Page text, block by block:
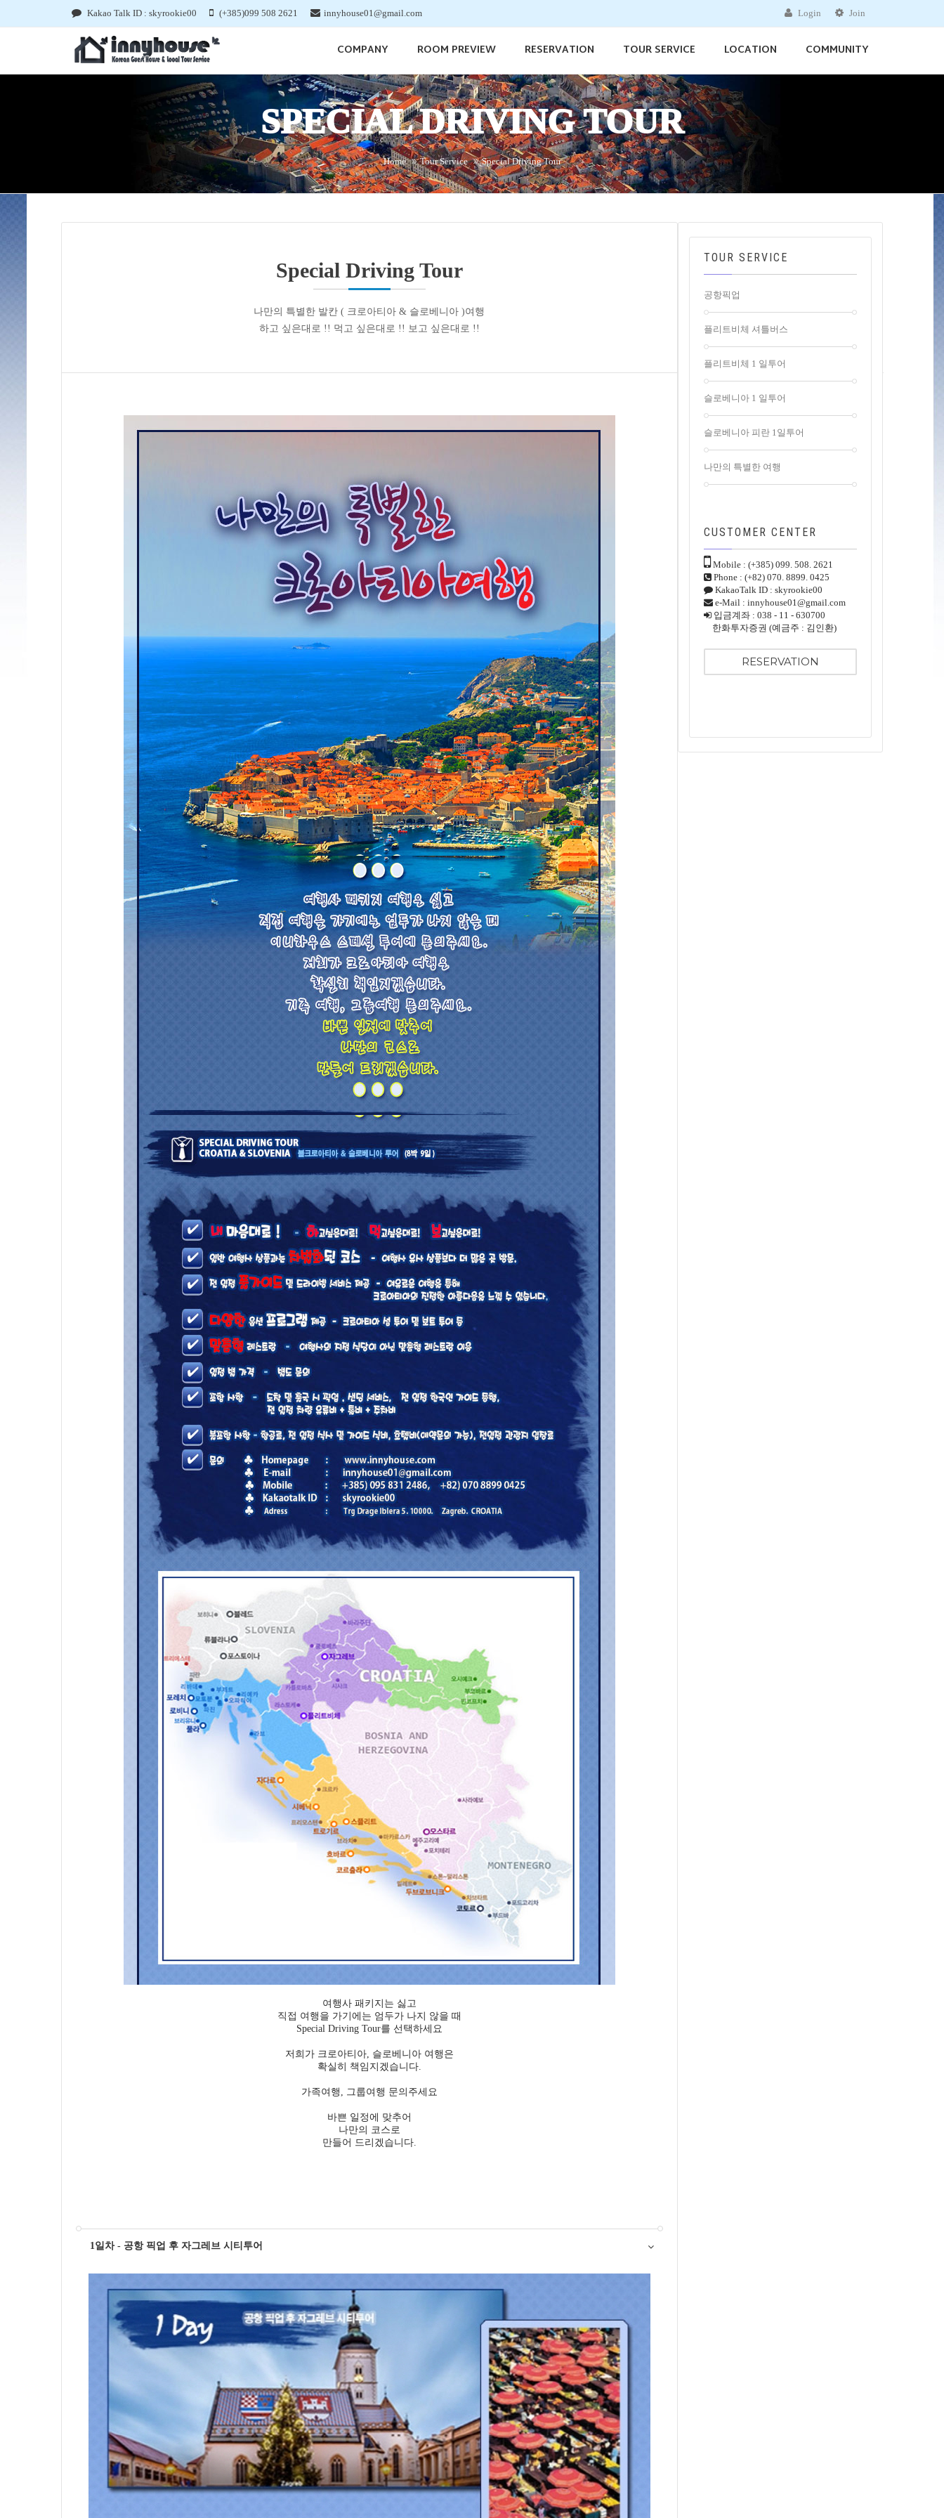
Kakao Talk ID : skyrookie00 (+385)099 508 2621 innyhouse01@gmail.com Login Join
COMPANY ROOM PREVIEW RESERVATION TOUR SERVICE LOCATION COMMUNITY
SPECIAL DRIVING TOUR
Home Tour Service Special Driving Tour
Special Driving Tour
나만의 특별한 발칸 ( 크로아티아 & 슬로베니아 )여행
하고 싶은대로 !! 먹고 싶은대로 !! 보고 싶은대로 !!
여행사 패키지는 싫고
직접 여행을 가기에는 엄두가 나지 않을 때
Special Driving Tour를 선택하세요
저희가 크로아티아, 슬로베니아 여행은
확실히 책임지겠습니다.
가족여행, 그룹여행 문의주세요
바쁜 일정에 맞추어
나만의 코스로
만들어 드리겠습니다.
1일차 - 공항 픽업 후 자그레브 시티투어
TOUR SERVICE
공항픽업
플리트비체 셔틀버스
플리트비체 1 일투어
슬로베니아 1 일투어
슬로베니아 피란 1일투어
나만의 특별한 여행
CUSTOMER CENTER
Mobile : (+385) 099. 508. 2621
Phone : (+82) 070. 8899. 0425
KakaoTalk ID : skyrookie00
e-Mail : innyhouse01@gmail.com
입금계좌 : 038 - 11 - 630700
한화투자증권 (예금주 : 김인환)
RESERVATION